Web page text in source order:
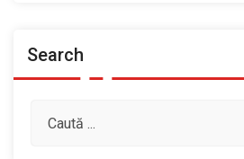
Search